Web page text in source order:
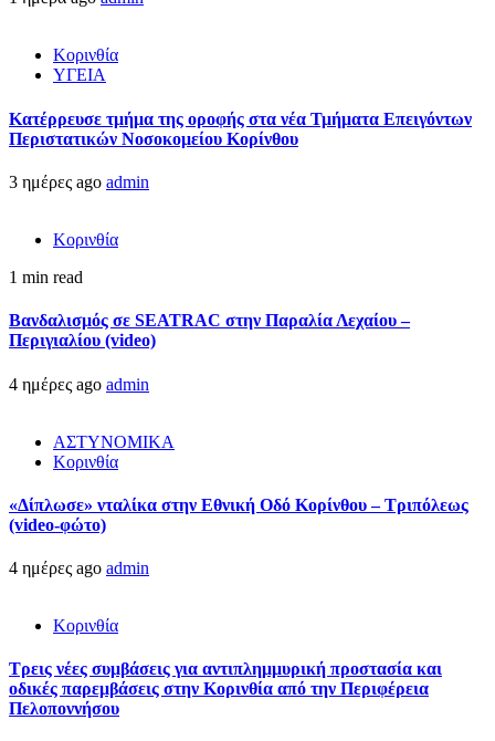
Κορινθία
ΥΓΕΙΑ
Kατέρρευσε τμήμα της οροφής στα νέα Τμήματα Επειγόντων
Περιστατικών Νοσοκομείου Κορίνθου
3 ημέρες ago admin
Κορινθία
1 min read
Βανδαλισμός σε SEATRAC στην Παραλία Λεχαίου –
Περιγιαλίου (video)
4 ημέρες ago admin
ΑΣΤΥΝΟΜΙΚΑ
Κορινθία
«Δίπλωσε» νταλίκα στην Εθνική Oδό Κορίνθου – Τριπόλεως
(video-φώτο)
4 ημέρες ago admin
Κορινθία
Τρεις νέες συμβάσεις για αντιπλημμυρική προστασία και
οδικές παρεμβάσεις στην Κορινθία από την Περιφέρεια
Πελοποννήσου